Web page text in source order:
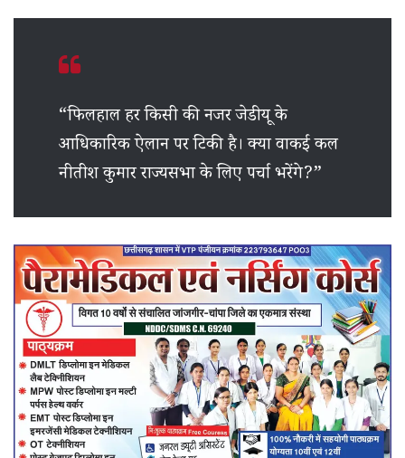
“फिलहाल हर किसी की नजर जेडीयू के
आधिकारिक ऐलान पर टिकी है। क्या वाकई कल
नीतीश कुमार राज्यसभा के लिए पर्चा भरेंगे?”